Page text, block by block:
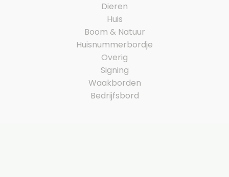
Dieren
Huis
Boom & Natuur
Huisnummerbordje
Overig
Signing
Waakborden
Bedrijfsbord